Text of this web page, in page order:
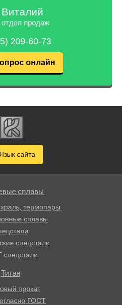
Виталий
отдел продаж
209-60-73
онлайн
Язык сайта
сплавы
термопары
сплавы
спецстали
спецстали
Титан
прокат
ГОСТ